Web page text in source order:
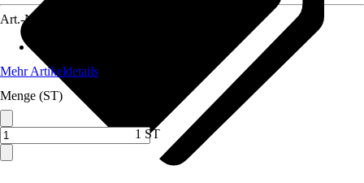
Art.-Nr.
Mehr Artikeldetails
Menge (ST)
1 ST